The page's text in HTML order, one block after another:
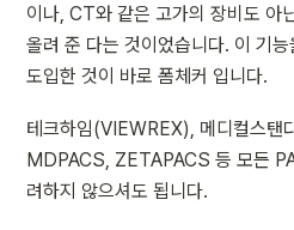
이나, CT와 같은 고가의 장비도 아
올려 준 다는 것이었습니다. 이 기
도입한 것이 바로 폼체커 입니다.
테크하임(VIEWREX), 메디컬스탠
MDPACS, ZETAPACS 등 모든
려하지 않으셔도 됩니다.